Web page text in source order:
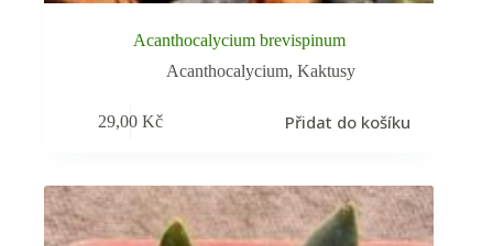
Acanthocalycium brevispinum
Acanthocalycium,Kaktusy
29,00Kč Přidat do košíku